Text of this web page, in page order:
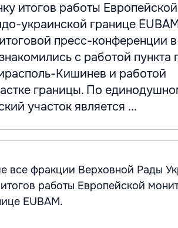
итогов работы Европейской
украинской границе
пресс-конференции
с работой пункта
Кишинев и работой
границы. По
участок является ...
все фракции Верховной Рады
работы Европейской
EUBAM.